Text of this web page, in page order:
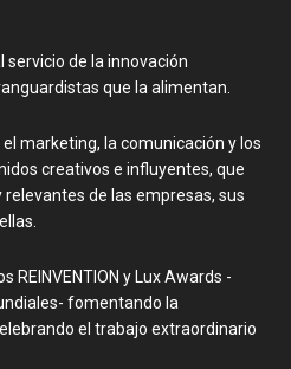
servicio de la innovación
que la alimentan.
marketing, la comunicación y los
creativos e influyentes, que
de las empresas, sus
REINVENTION y Lux Awards -
fomentando la
el trabajo extraordinario